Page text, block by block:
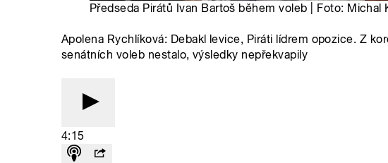
Předseda Pirátů Ivan Bartoš během voleb | Foto: Michal
Apolena Rychlíková: Debakl levice, Piráti lídrem opozice. Z
senátních voleb nestalo, výsledky nepřekvapily
4:15